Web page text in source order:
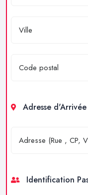
Adresse d'Arrivée
Identification